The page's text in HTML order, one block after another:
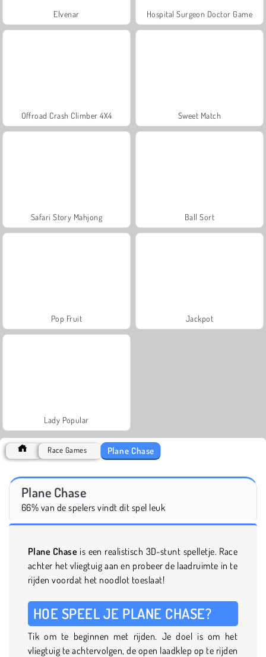
Elvenar Hospital Surgeon Doctor Game
Offroad Crash Climber 4X4 Sweet Match
Safari Story Mahjong Ball Sort
Pop Fruit Jackpot
Lady Popular
Race Games Plane Chase
Plane Chase
66% van de spelers vindt dit spel leuk
Plane Chase is een realistisch 3D-stunt spelletje. Race
achter het vliegtuig aan en probeer de laadruimte in te
rijden voordat het noodlot toeslaat!
HOE SPEEL JE PLANE CHASE?
Tik om te beginnen met rijden. Je doel is om het
vliegtuig te achtervolgen, de open laadklep op te rijden